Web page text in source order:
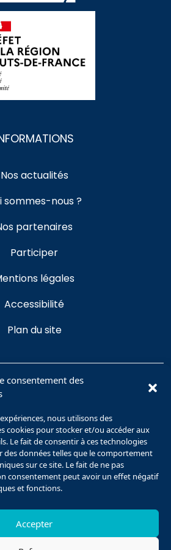
consentement des
nous utilisons des
cookies pour stocker et/ou accéder aux
Le fait de consentir à ces technologies
données telles que le comportement
sur ce site. Le fait de ne pas
consentement peut avoir un effet négatif
et fonctions.
Accepter
Nos actualités
sommes-nous ?
partenaires
Participer
légales
Accessibilité
Plan du site
CONTACT
Humanités Numériques
de Picardie Jules Verne
Français Libres